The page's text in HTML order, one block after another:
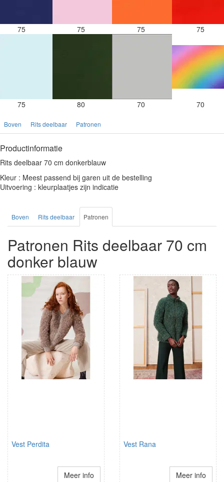
75 75 75 75
75 80 70 70
Boven Rits deelbaar Patronen
Productinformatie
Rits deelbaar 70 cm donkerblauw
Kleur : Meest passend bij garen uit de bestelling
Uitvoering : kleurplaatjes zijn indicatie
Boven Rits deelbaar Patronen
Patronen Rits deelbaar 70 cm
donker blauw
Vest Perdita
Meer info
Vest Rana
Meer info